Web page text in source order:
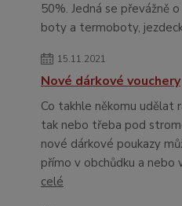
50%. Jedná se převážně
boty a termoboty,
15.11.2021
Nové dárkové vouchery
Co takhle někomu udělat
tak nebo třeba pod
nové dárkové poukazy
přímo v obchůdku a nebo
celé